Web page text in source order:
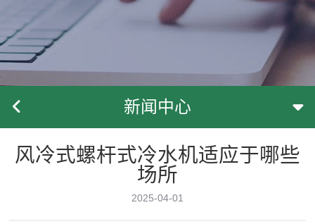
产品中心
应用领域
客户案例
隧道空调
服务支持
新闻中心
风冷式螺杆式冷水机适应于哪些
场所
2025-04-01